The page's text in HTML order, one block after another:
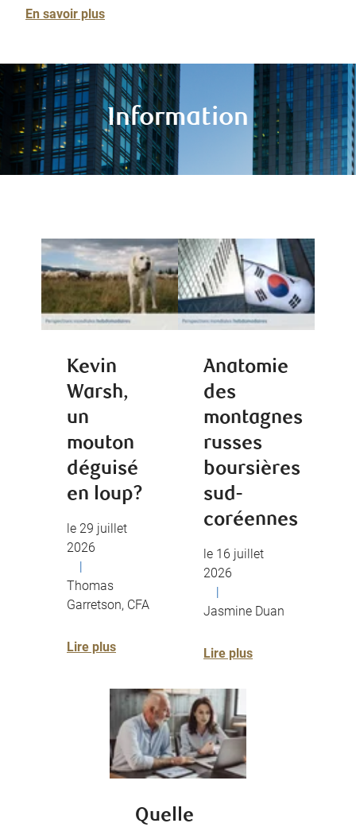
En savoir plus
Information
Kevin
Warsh,
un
mouton
déguisé
en loup?
le 29 juillet
2026
|
Thomas
Garretson, CFA
Lire plus
Anatomie
des
montagnes
russes
boursières
sud-
coréennes
le 16 juillet
2026
|
Jasmine Duan
Lire plus
Quelle